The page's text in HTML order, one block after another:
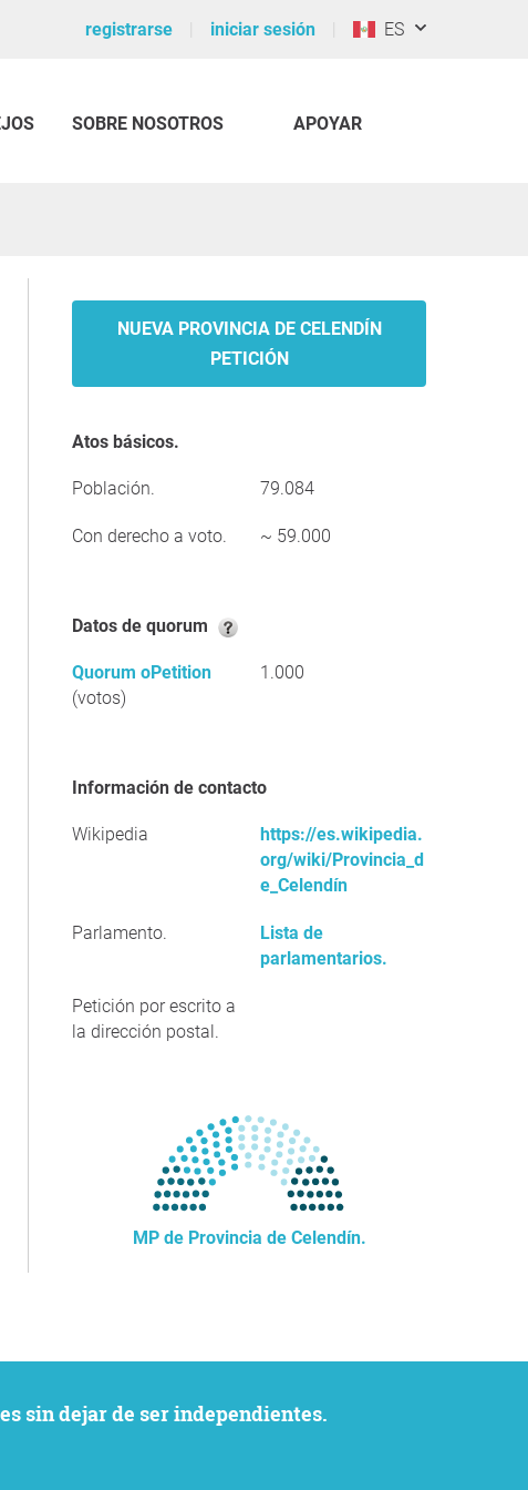
registrarse iniciar sesión ES
SOBRE NOSOTROS APOYAR
NUEVA PROVINCIA DE CELENDÍN
PETICIÓN
Atos básicos.
Población. 79.084
Con derecho a voto. ~ 59.000
Datos de quorum
Quorum oPetition
(votos)
1.000
Información de contacto
Wikipedia
https://es.wikipedia.
org/wiki/Provincia_d
e_Celendín
Parlamento.
Lista de
parlamentarios.
Petición por escrito a
la dirección postal.
MP de Provincia de Celendín.
sin dejar de ser independientes.